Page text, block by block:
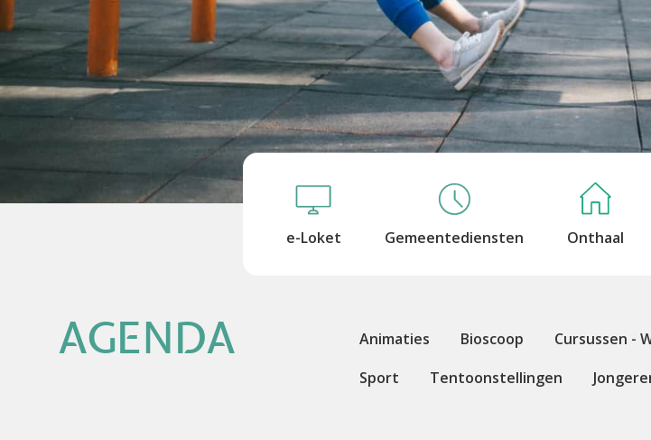
e-Loket Gemeentediensten Onthaal
AGENDA Animaties Bioscoop Cursussen -
Sport
Tentoonstellingen